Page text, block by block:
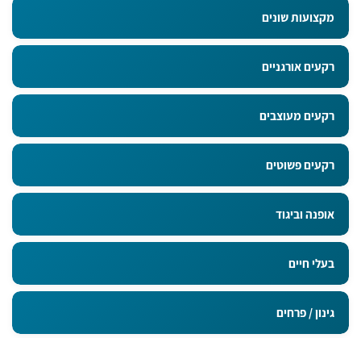
מקצועות שונים
רקעים אורגניים
רקעים מעוצבים
רקעים פשוטים
אופנה וביגוד
בעלי חיים
גינון / פרחים